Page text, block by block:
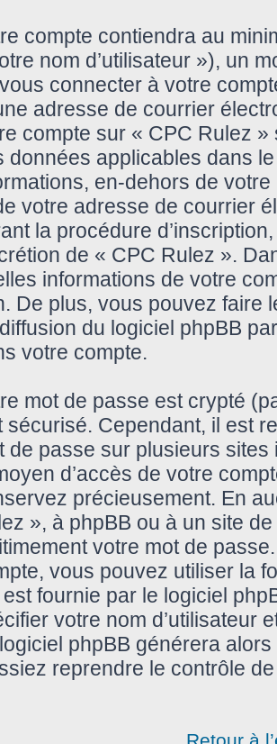
compte contiendra au
nom d’utilisateur »), un
connecter à votre
adresse de courrier
compte sur « CPC Rulez
données applicables dans
en-dehors de
votre adresse de courrier
la procédure
de « CPC Rulez ».
informations de votre
De plus, vous pouvez faire
du logiciel phpBB
votre compte.
mot de passe est crypté
sécurisé. Cependant, il est
de passe sur plusieurs
d’accès de votre
précieusement. En
», à phpBB ou à un site
votre mot de
vous pouvez utiliser la
est fournie par le logiciel
votre nom d’utilisateur
phpBB générera
reprendre le contrôle